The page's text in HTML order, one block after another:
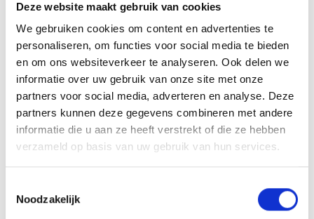
Deze website maakt gebruik van cookies
We gebruiken cookies om content en advertenties te
personaliseren, om functies voor social media te bieden
en om ons websiteverkeer te analyseren. Ook delen we
informatie over uw gebruik van onze site met onze
partners voor social media, adverteren en analyse. Deze
partners kunnen deze gegevens combineren met andere
informatie die u aan ze heeft verstrekt of die ze hebben
verzameld op basis van uw gebruik van hun services.
Noodzakelijk
1 avond op de locatie Limmen
training van een gecertificeerde trainer
gratis parkeergelegenheid
training in een groene, rustgevende omgeving in
Limmen
Handig om te weten
Om aan deze opleiding deel te nemen dien je in het
bezit te zijn van de internationaal erkende
certificaten van de NLP Practitioner,NLP Masteren
NLPTrainerstraining (of je bent hiermee bezig).
Inschrijven
Planning & trainingsdata